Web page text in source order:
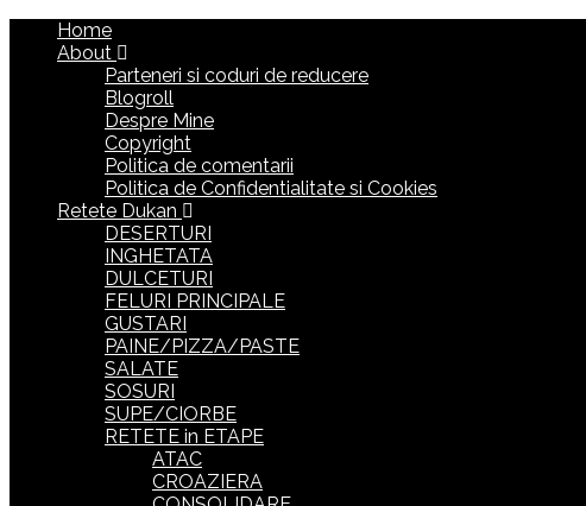
Home
About
Parteneri si coduri de reducere
Blogroll
Despre Mine
Copyright
Politica de comentarii
Politica de Confidentialitate si Cookies
Retete Dukan
DESERTURI
INGHETATA
DULCETURI
FELURI PRINCIPALE
GUSTARI
PAINE/PIZZA/PASTE
SALATE
SOSURI
SUPE/CIORBE
RETETE in ETAPE
ATAC
CROAZIERA